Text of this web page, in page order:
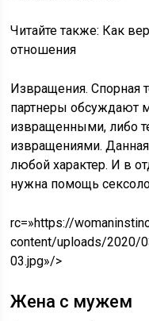
Читайте также: Как
отношения
Извращения. Спорная
партнеры обсуждают
извращенными, либо
извращениями.
любой характер. И в
нужна помощь
rc=»https://
content/uploads/2020/
03.jpg»/>
Жена с мужем